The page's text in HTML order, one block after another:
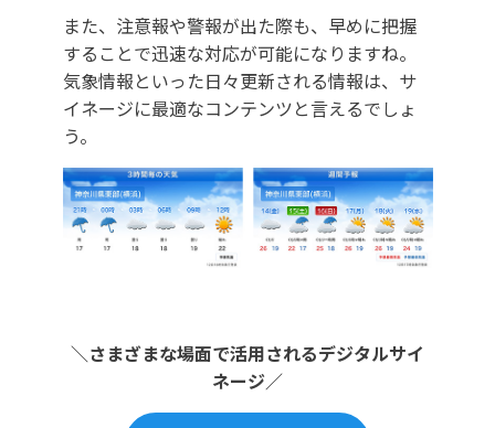
また、注意報や警報が出た際も、早めに把握
することで迅速な対応が可能になりますね。
気象情報といった日々更新される情報は、サ
イネージに最適なコンテンツと言えるでしょ
う。
＼さまざまな場面で活用されるデジタルサイ
ネージ／